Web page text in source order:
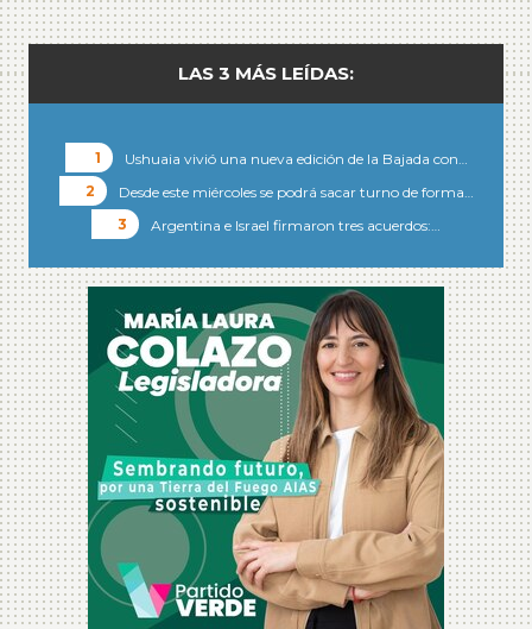
LAS 3 MÁS LEÍDAS:
Ushuaia vivió una nueva edición de la Bajada con…
Desde este miércoles se podrá sacar turno de forma…
Argentina e Israel firmaron tres acuerdos:…